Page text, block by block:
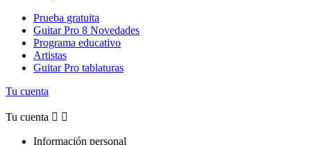
Prueba gratuita
Guitar Pro 8 Novedades
Programa educativo
Artistas
Guitar Pro tablaturas
Tu cuenta
Tu cuenta  
Información personal